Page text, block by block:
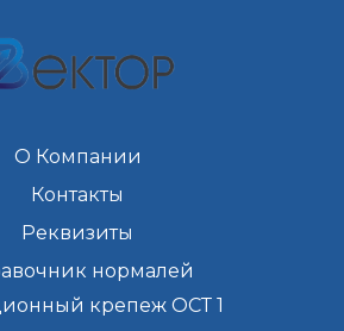
О Компании
Контакты
Реквизиты
нормалей
крепеж ОСТ 1